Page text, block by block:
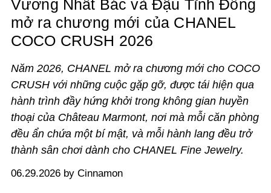
Vương Nhất Bác và Đậu Tĩnh Đồng
mở ra chương mới của CHANEL
COCO CRUSH 2026
Năm 2026, CHANEL mở ra chương mới cho COCO
CRUSH với những cuộc gặp gỡ, được tái hiện qua
hành trình đầy hứng khởi trong không gian huyền
thoại của Château Marmont, nơi mà mỗi căn phòng
đều ẩn chứa một bí mật, và mỗi hành lang đều trở
thành sân chơi dành cho CHANEL Fine Jewelry.
06.29.2026 by Cinnamon